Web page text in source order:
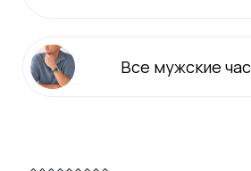
Все мужские